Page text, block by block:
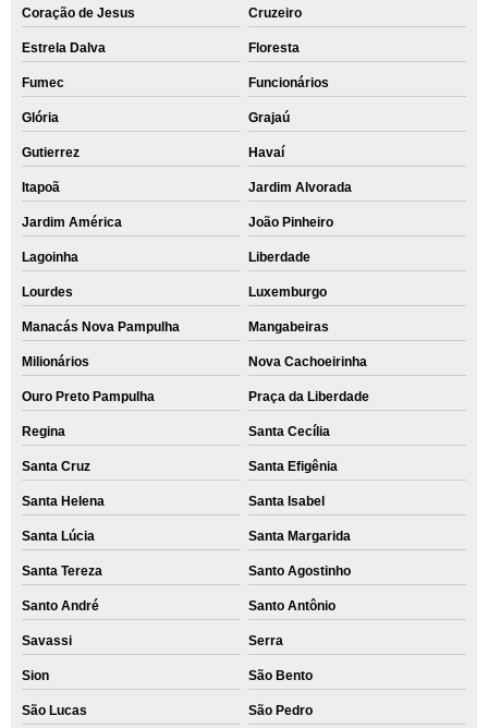
Coração de Jesus Cruzeiro
Estrela Dalva Floresta
Fumec Funcionários
Glória Grajaú
Gutierrez Havaí
Itapoã Jardim Alvorada
Jardim América João Pinheiro
Lagoinha Liberdade
Lourdes Luxemburgo
Manacás Nova Pampulha Mangabeiras
Milionários Nova Cachoeirinha
Ouro Preto Pampulha Praça da Liberdade
Regina Santa Cecília
Santa Cruz Santa Efigênia
Santa Helena Santa Isabel
Santa Lúcia Santa Margarida
Santa Tereza Santo Agostinho
Santo André Santo Antônio
Savassi Serra
Sion São Bento
São Lucas São Pedro